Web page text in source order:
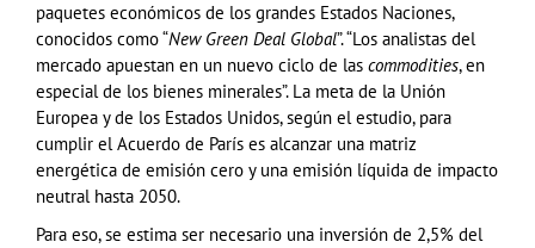
paquetes económicos de los grandes Estados Naciones,
conocidos como “New Green Deal Global”. “Los analistas del
mercado apuestan en un nuevo ciclo de las commodities, en
especial de los bienes minerales”. La meta de la Unión
Europea y de los Estados Unidos, según el estudio, para
cumplir el Acuerdo de París es alcanzar una matriz
energética de emisión cero y una emisión líquida de impacto
neutral hasta 2050.
Para eso, se estima ser necesario una inversión de 2,5% del